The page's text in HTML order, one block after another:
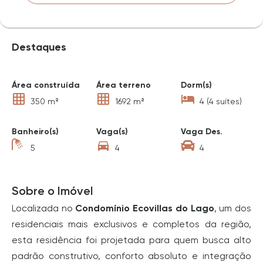
Destaques
Área construída
350 m²
Área terreno
1692 m²
Dorm(s)
4 (4 suítes)
Banheiro(s)
5
Vaga(s)
4
Vaga Des.
4
Sobre o Imóvel
Localizada no Condomínio Ecovillas do Lago, um dos
residenciais mais exclusivos e completos da região,
esta residência foi projetada para quem busca alto
padrão construtivo, conforto absoluto e integração